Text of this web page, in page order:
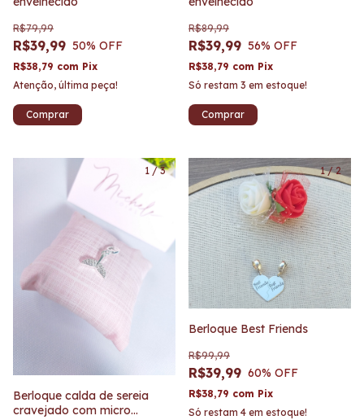
R$39,99
R$79,99
50% OFF
R$38,79 com Pix
Atenção, última peça!
R$39,99
R$89,99
56% OFF
R$38,79 com Pix
Só restam 3 em estoque!
1 /3
Berloque calda de sereia
cravejado com micro
1/2
Berloque Best Friends
R$39,99
R$99,99
60% OFF
R$38,79 com Pix
Só restam 4 em estoque!